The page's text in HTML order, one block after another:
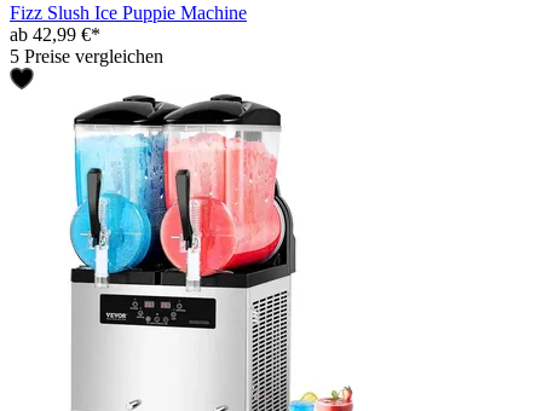
Fizz Slush Ice Puppie Machine
ab 42,99 €*
5 Preise vergleichen